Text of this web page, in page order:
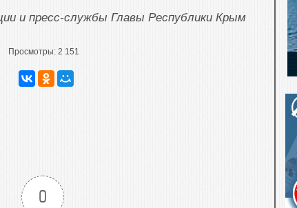
и пресс-службы Главы Республики Крым
Просмотры: 2 151
0